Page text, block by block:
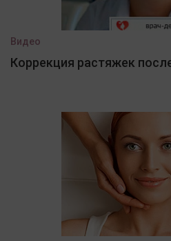
Видео
Коррекция растяжек